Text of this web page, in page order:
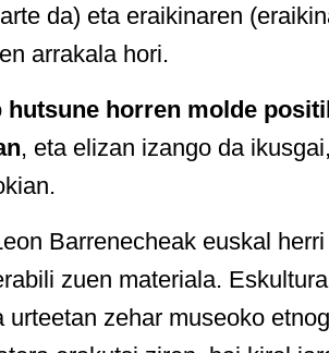
da) eta eraikinaren
arrakala hori.
hutsune horren molde
, eta elizan izango da
Barrenecheak euskal
zuen materiala.
urteetan zehar museoko